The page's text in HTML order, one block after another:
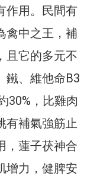
作用。民間有
禽中之王，補
且它的多元不
鐵、維他命B3
30%，比雞肉
有補氣強筋止
，蓮子茯神合
增力，健脾安